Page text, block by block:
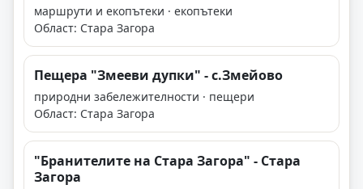
маршрути и екопътеки · екопътеки
Област: Стара Загора
Пещера "Змееви дупки" - с.Змейово
природни забележителности · пещери
Област: Стара Загора
"Бранителите на Стара Загора" - Стара
Загора